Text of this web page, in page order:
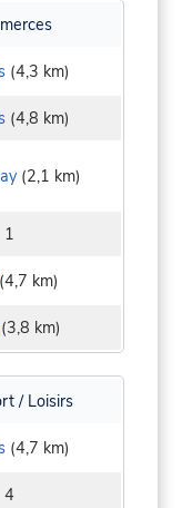
(4,3 km)
(4,8 km)
(2,1 km)
1
(4,7 km)
(3,8 km)
/ Loisirs
(4,7 km)
4